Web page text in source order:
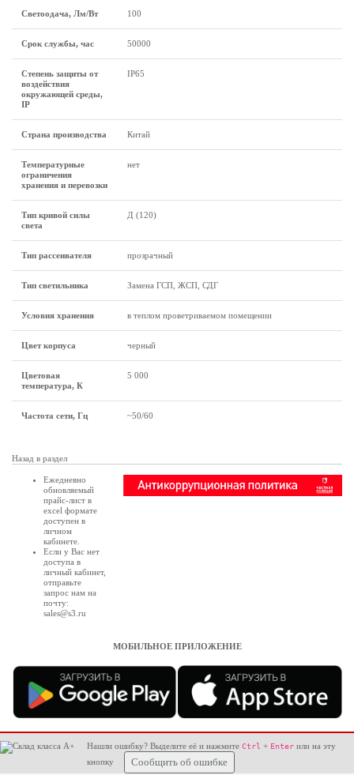
Светоодача, Лм/Вт 100
Срок службы, час 50000
Степень защиты от
воздействия
окружающей среды,
IP
IP65
Страна производства Китай
Температурные
ограничения
хранения и перевозки
нет
Тип кривой силы
света
Д (120)
Тип рассеивателя прозрачный
Тип светильника Замена ГСП, ЖСП, СДГ
Условия хранения в теплом проветриваемом помещении
Цвет корпуса черный
Цветовая
температура, К
5 000
Частота сети, Гц ~50/60
Назад в раздел
Ежедневно
обновляемый
прайс-лист в
excel формате
доступен в
личном
кабинете
Если у Вас нет
доступа в
личный кабинет,
отправьте
запрос нам на
почту:
sales@s3.ru
МОБИЛЬНОЕ ПРИЛОЖЕНИЕ
Нашли ошибку? Выделите её и нажмите Ctrl + Enter или на эту
кнопку
Сообщить об ошибке